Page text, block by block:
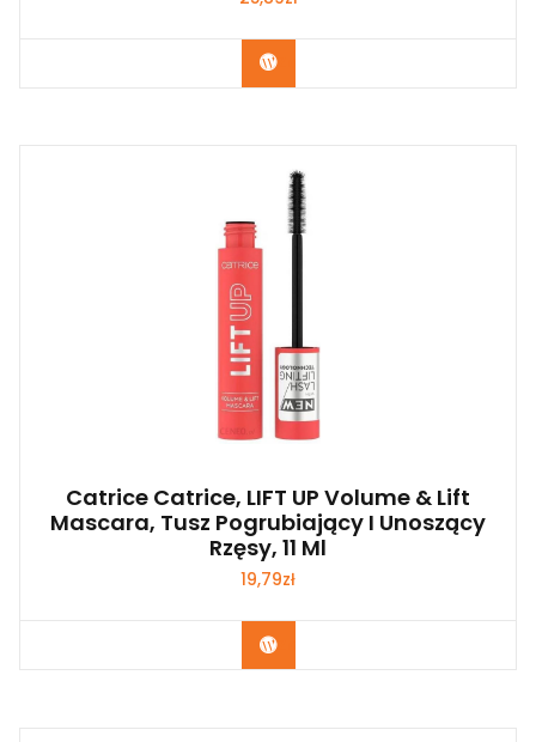
Zobacz
Catrice Catrice, LIFT UP Volume & Lift
Mascara, Tusz Pogrubiający I Unoszący
Rzęsy, 11 Ml
19,79zł
Zobacz